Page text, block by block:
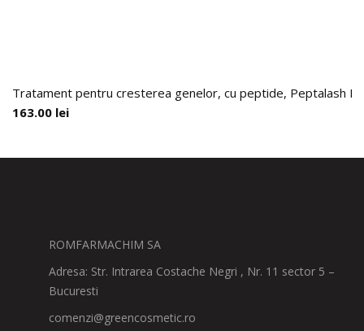
Tratament pentru cresterea genelor, cu peptide, Peptalash II,
163.00 lei
ROMFARMACHIM SA
Adresa: Str. Intrarea Costache Negri , Nr. 11 sector 5 –
Bucuresti
comenzi@greencosmetic.ro